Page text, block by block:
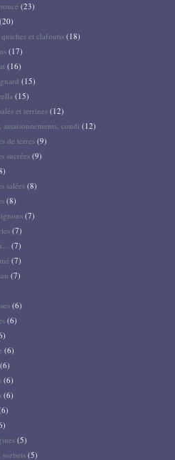
(23)
(20)
quiches et clafoutis (18)
(17)
(16)
(15)
(15)
et terrines(12)
assaisonnements, condi (12)
de terres(9)
sucrées(9)
salées(8)
(8)
(7)
(7)
(7)
(7)
(7)
(6)
(6)
(6)
(6)
(6)
(6)
(5)
sorbets(5)